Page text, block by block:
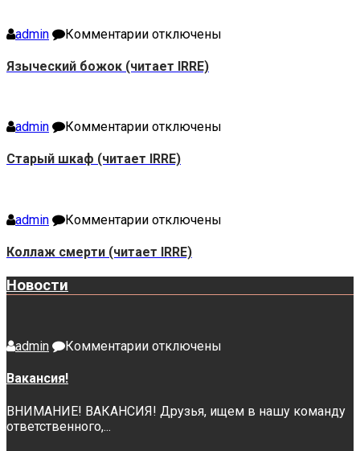
admin Комментариик
Языческий
отключены
Языческий божок (читает IRRE)
admin Комментариик
Старый
отключены
Старый шкаф (читает IRRE)
admin Комментариик
Коллаж
смерти
(читает
IRRE)
отключены
Коллаж смерти (читает IRRE)
Новости
admin Комментариикотключены
Вакансия!
ВНИМАНИЕ! ВАКАНСИЯ! Друзья, ищем в нашу команду
ответственного,...